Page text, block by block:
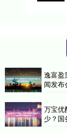
逸富盈
闻发布
万宝优
少？国